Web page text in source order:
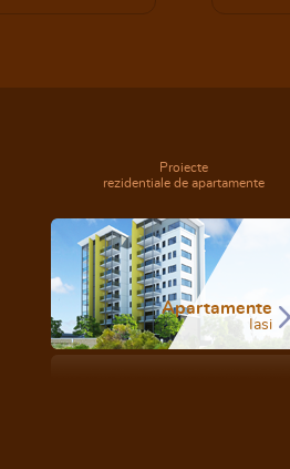
Proiecte
rezidentiale de apartamente
Apartamente
Iasi